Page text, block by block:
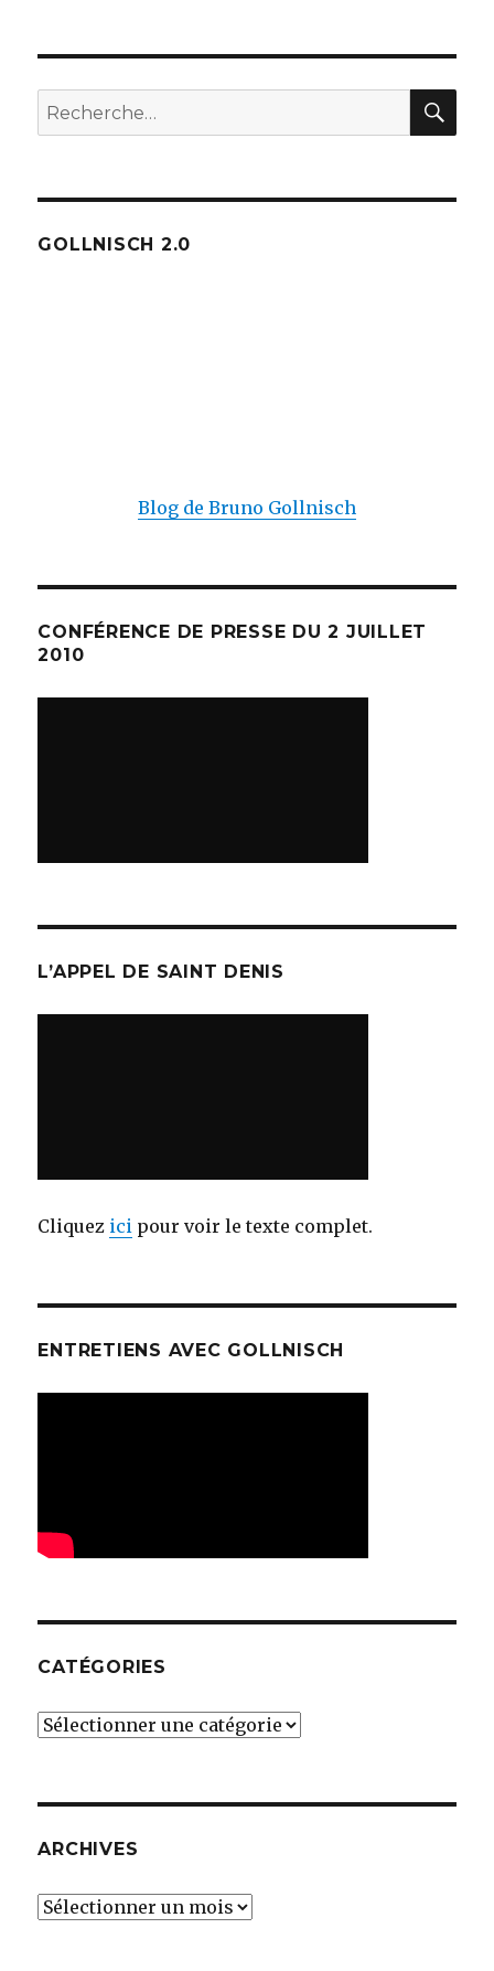
Recherche
pour :
GOLLNISCH 2.0
Blog de Bruno Gollnisch
CONFÉRENCE DE PRESSE DU 2 JUILLET
2010
L’APPEL DE SAINT DENIS
Cliquez ici pour voir le texte complet.
ENTRETIENS AVEC GOLLNISCH
CATÉGORIES
Catégories
ARCHIVES
Archives